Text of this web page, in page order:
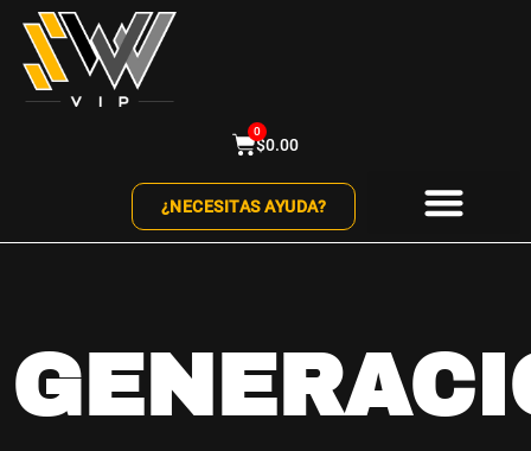
$0.00
0
¿NECESITAS AYUDA?